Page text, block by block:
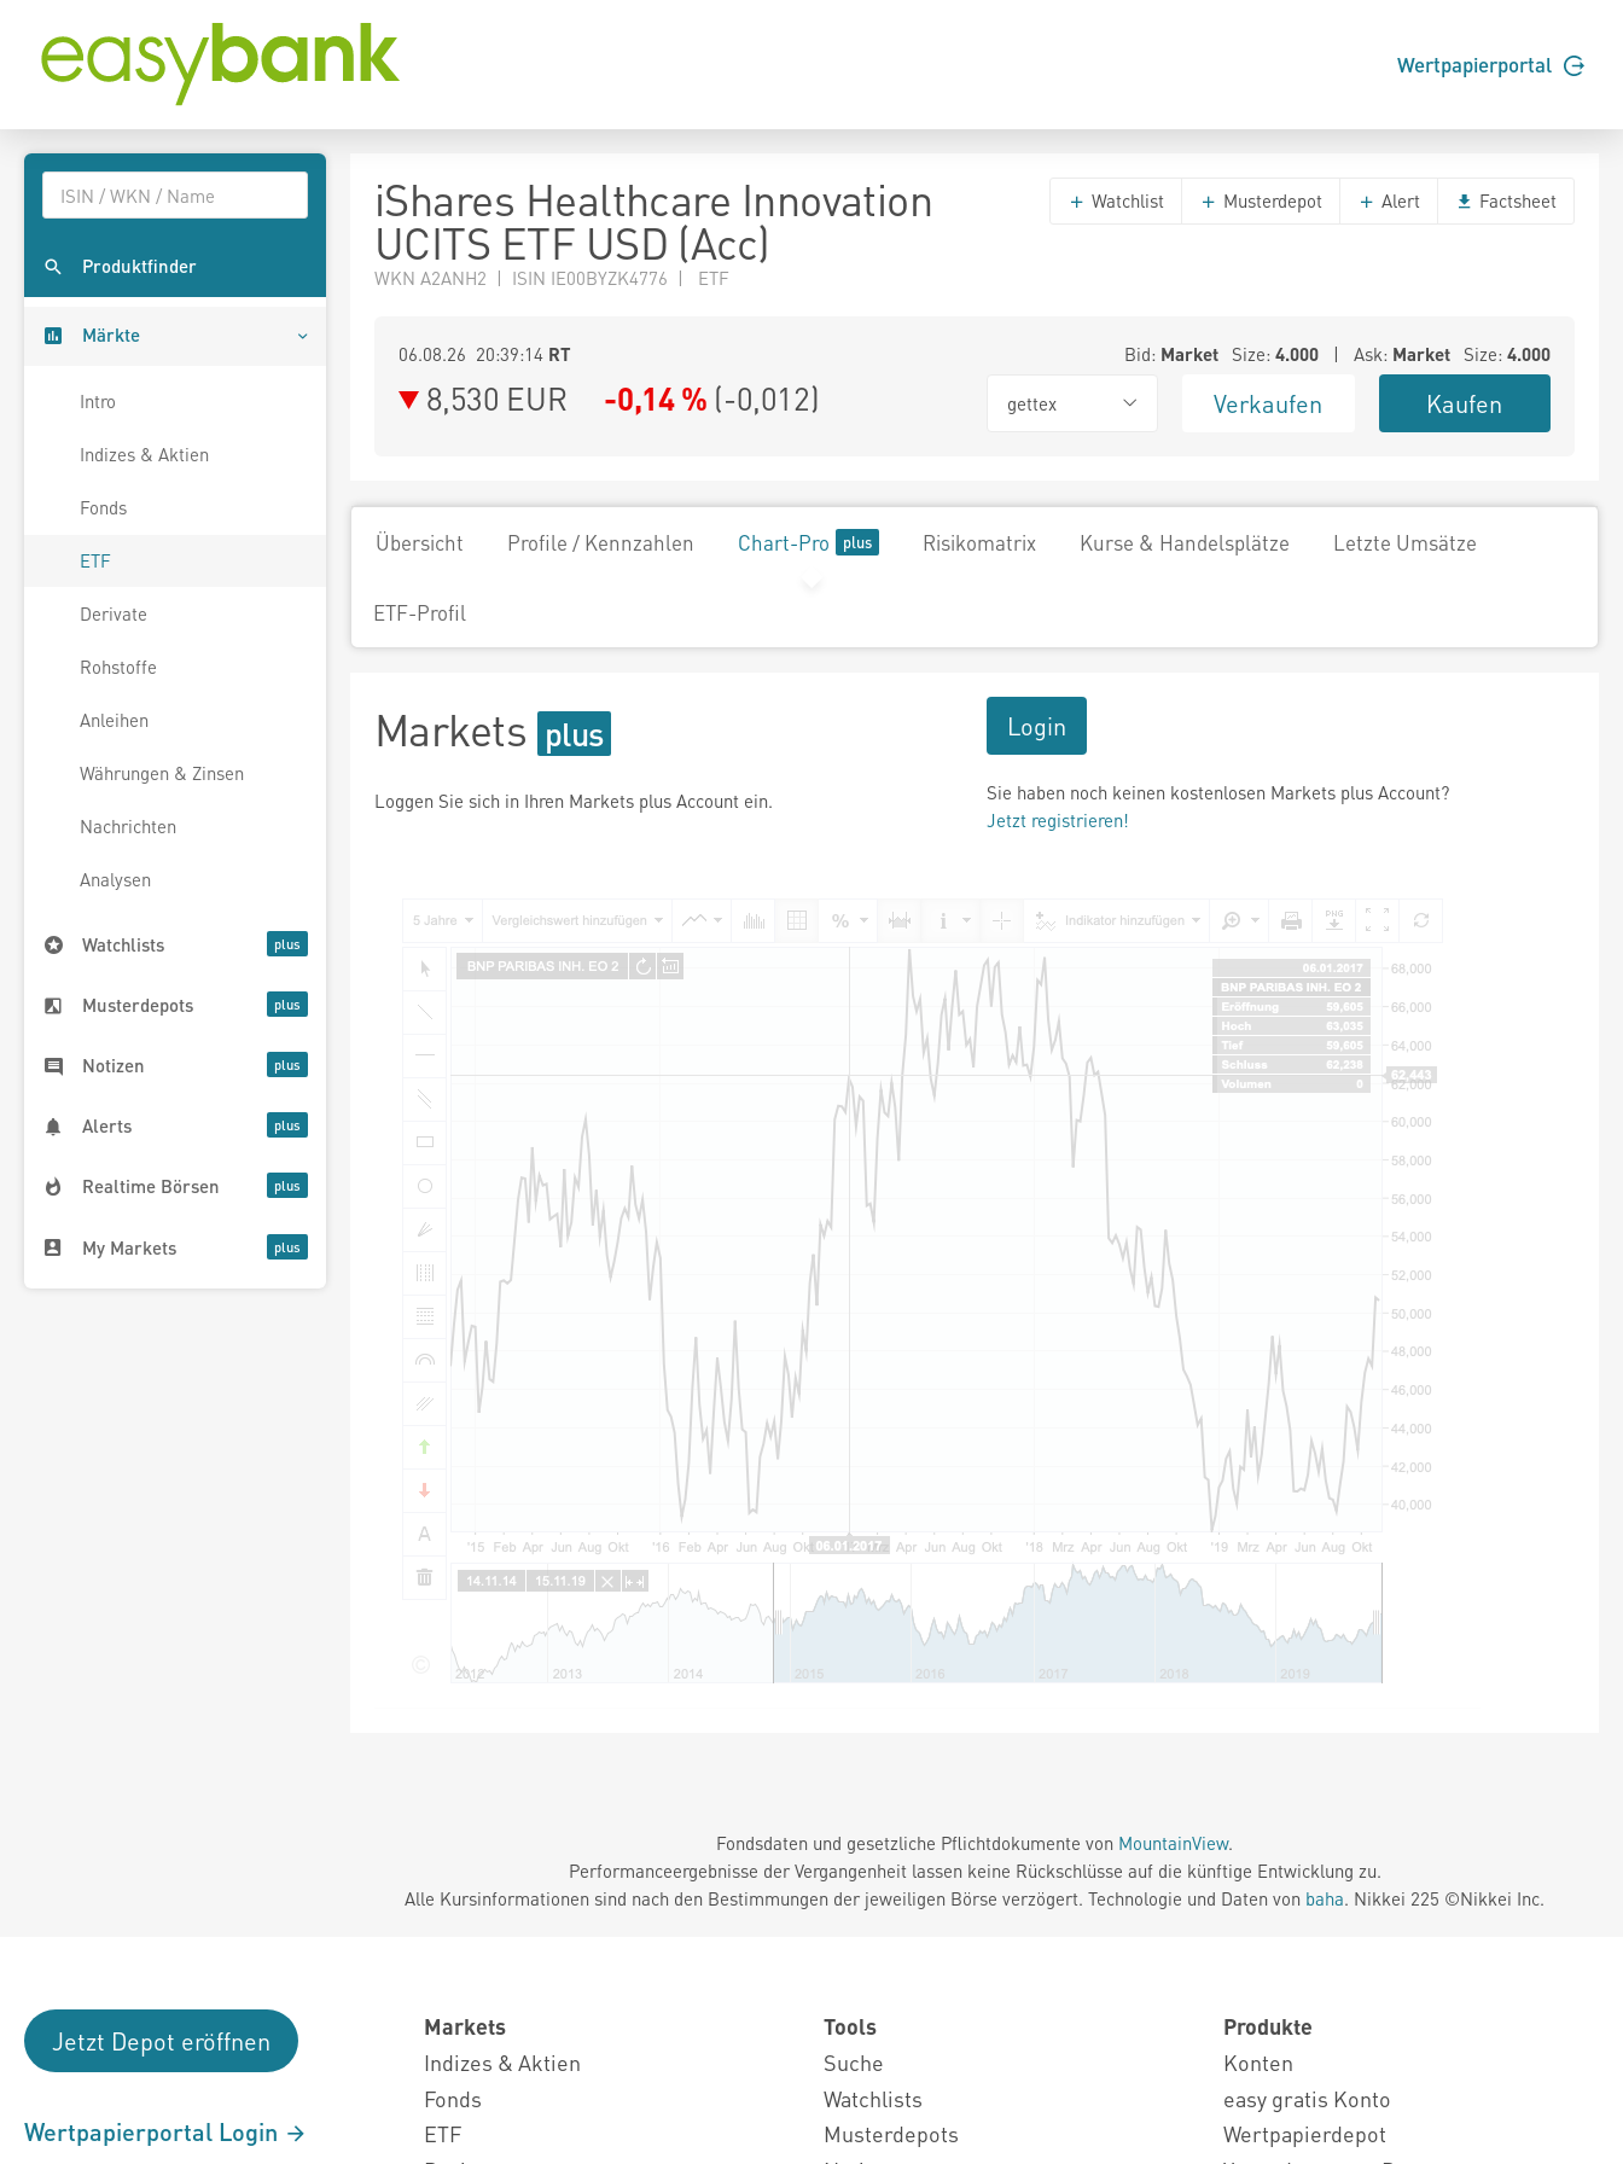
Wertpapierportal
Produktfinder
Märkte
Intro
Indizes & Aktien
Fonds
ETF
Derivate
Rohstoffe
Anleihen
Währungen & Zinsen
Nachrichten
Analysen
Watchlists
Musterdepots
Notizen
Alerts
Realtime Börsen
My Markets
iShares Healthcare Innovation
UCITS ETF USD (Acc)
WKN A2ANH2 | ISIN IE00BYZK4776 | ETF
Watchlist Musterdepot Alert Factsheet
06.08.26 20:39:14 RT Bid: Market Size: 4.000| Ask: Market Size: 4.000
8,530 EUR -0,14 % (-0,012) gettex Verkaufen Kaufen
Übersicht Profile / Kennzahlen Chart-Pro Risikomatrix Kurse & Handelsplätze Letzte Umsätze
ETF-Profil
Markets
Loggen Sie sich in Ihren Markets plus Account ein.
Login
Sie haben noch keinen kostenlosen Markets plus Account?
Jetzt registrieren!
Fondsdaten und gesetzliche Pflichtdokumente von MountainView.
Performanceergebnisse der Vergangenheit lassen keine Rückschlüsse auf die künftige Entwicklung zu.
Alle Kursinformationen sind nach den Bestimmungen der jeweiligen Börse verzögert. Technologie und Daten von baha. Nikkei 225 ©Nikkei Inc.
Jetzt Depot eröffnen
Wertpapierportal Login
Markets
Indizes & Aktien
Fonds
ETF
Tools
Suche
Watchlists
Musterdepots
Produkte
Konten
easy gratis Konto
Wertpapierdepot